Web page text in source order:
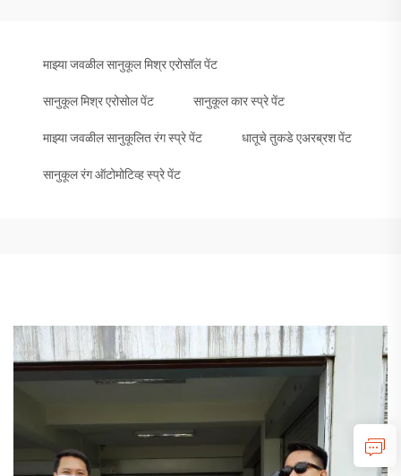
माझ्या जवळील सानुकूल मिश्र एरोसॉल पेंट
सानुकूल मिश्र एरोसोल पेंट सानुकूल कार स्प्रे पेंट
माझ्या जवळील सानुकूलित रंग स्प्रे पेंट धातूचे तुकडे एअरब्रश पेंट
सानुकूल रंग ऑटोमोटिव्ह स्प्रे पेंट